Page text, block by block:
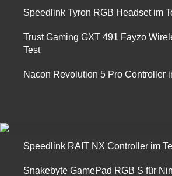
Speedlink Tyron RGB Headset im
Trust Gaming GXT 491 Fayzo
Test
Nacon Revolution 5 Pro Controller
Speedlink RAIT NX Controller im
Snakebyte GamePad RGB S für